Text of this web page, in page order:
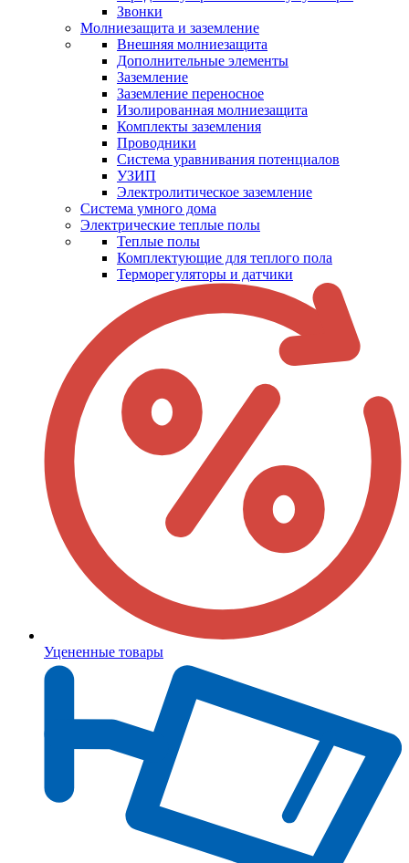
Звонки
Молниезащита и заземление
Внешняя молниезащита
Дополнительные элементы
Заземление
Заземление переносное
Изолированная молниезащита
Комплекты заземления
Проводники
Система уравнивания потенциалов
УЗИП
Электролитическое заземление
Система умного дома
Электрические теплые полы
Теплые полы
Комплектующие для теплого пола
Терморегуляторы и датчики
Уцененные товары